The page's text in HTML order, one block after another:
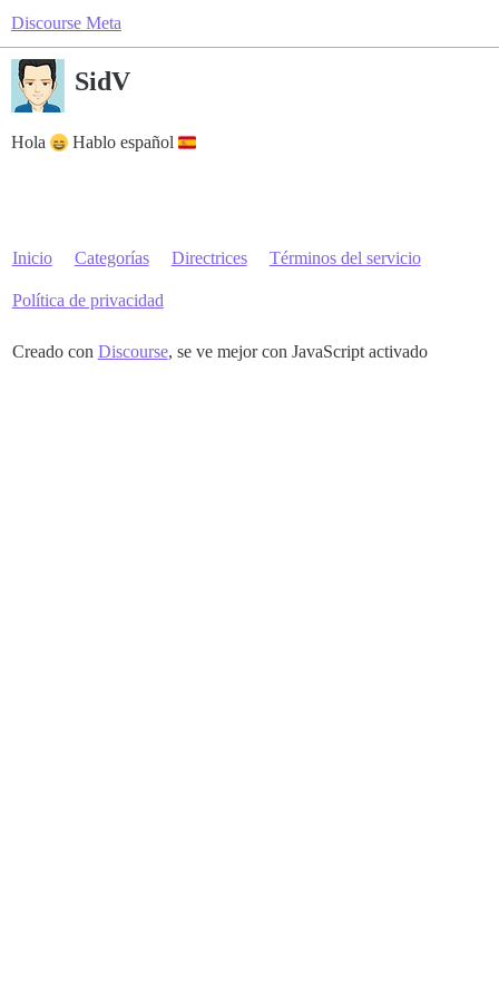
Discourse Meta
SidV
Hola Hablo español
Inicio Categorías Directrices Términos del servicio
Política de privacidad
Creado con Discourse, se ve mejor con JavaScript activado